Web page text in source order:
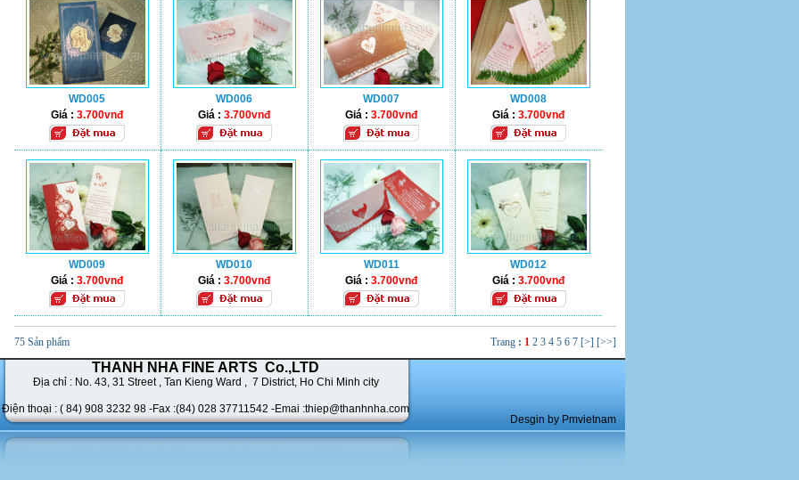
WD005
Giá : 3.700vnđ
WD006
Giá : 3.700vnđ
WD007
Giá : 3.700vnđ
WD008
Giá : 3.700vnđ
WD009
Giá : 3.700vnđ
WD010
Giá : 3.700vnđ
WD011
Giá : 3.700vnđ
WD012
Giá : 3.700vnđ
75 Sản phẩm Trang: 1 2 3 4 5 6 7 [>] [>>]
Desgin by Pmvietnam
THANH NHA FINE ARTS Co.,LTD
Địa chỉ : No. 43, 31 Street , Tan Kieng Ward , 7 District, Ho Chi Minh city
Điện thoại : ( 84) 908 3232 98 -Fax :(84) 028 37711542 -Emai :thiep@thanhnha.com